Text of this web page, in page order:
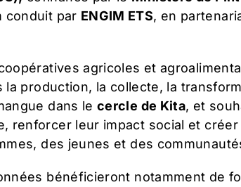
conduit par ENGIM ETS, en
agricoles et
production, la collecte, la
dans lecercle de Kita, et
renforcer leur impact social et créer
des jeunes et des
bénéficieront notamment de